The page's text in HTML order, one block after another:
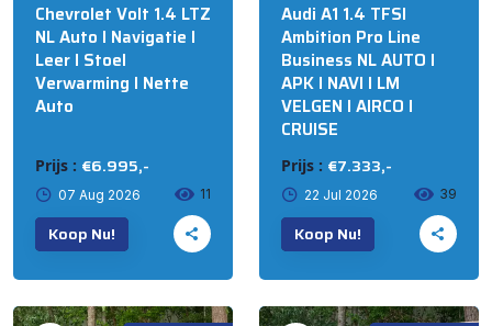
Chevrolet Volt 1.4 LTZ
NL Auto I Navigatie I
Leer I Stoel
Verwarming I Nette
Auto
Prijs : €6.995,-
07 Aug 2026 11
Koop Nu!
Audi A1 1.4 TFSI
Ambition Pro Line
Business NL AUTO I
APK I NAVI I LM
VELGEN I AIRCO I
CRUISE
Prijs : €7.333,-
22 Jul 2026 39
Koop Nu!